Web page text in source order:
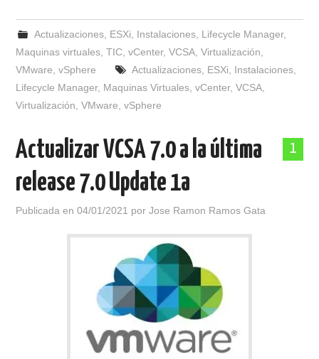
Actualizaciones, ESXi Instalaciones, Lifecycle Manager,
Maquinas virtuales ,TIC ,vCenter,VCSA ,Virtualización
VMware ,vSphere Actualizaciones, ESXi Instalaciones,
Lifecycle Manager, Maquinas Virtuales ,vCenter,VCSA
Virtualización ,VMware ,vSphere
1
Actualizar VCSA 7.0 a la última
release 7.0 Update 1a
Publicada en04/01/2021 porJose Ramon Ramos Gata